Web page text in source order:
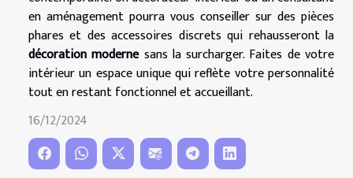
en aménagement pourra vous conseiller sur des pièces
phares et des accessoires discrets qui rehausseront la
décoration modernesans la surcharger. Faites de votre
intérieur un espace unique qui reflète votre personnalité
tout en restant fonctionnel et accueillant.
16/12/2024